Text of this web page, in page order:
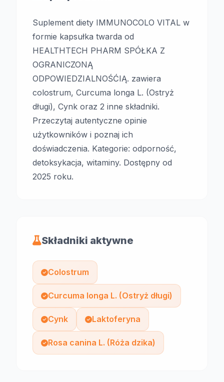
Suplement diety IMMUNOCOLO VITAL w
formie kapsułka twarda od
HEALTHTECH PHARM SPÓŁKA Z
OGRANICZONĄ
ODPOWIEDZIALNOŚĆIĄ. zawiera
colostrum, Curcuma longa L. (Ostryż
długi), Cynk oraz 2 inne składniki.
Przeczytaj autentyczne opinie
użytkowników i poznaj ich
doświadczenia. Kategorie: odporność,
detoksykacja, witaminy. Dostępny od
2025 roku.
Składniki aktywne
Colostrum
Curcuma longa L. (Ostryż długi)
Cynk Laktoferyna
Rosa canina L. (Róża dzika)